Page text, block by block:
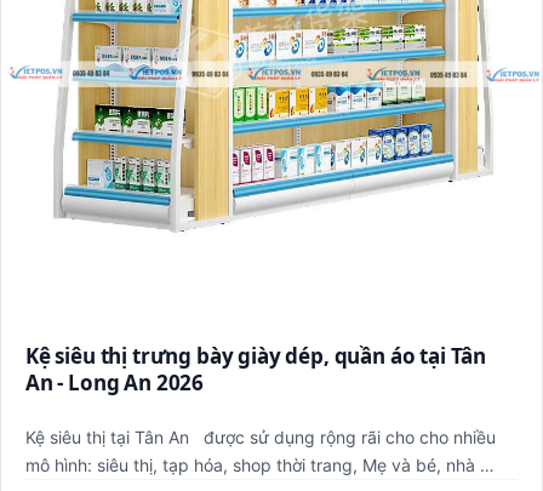
Kệ siêu thị trưng bày giày dép, quần áo tại Tân
An - Long An 2026
Kệ siêu thị tại Tân An được sử dụng rộng rãi cho cho nhiều
mô hình: siêu thị, tạp hóa, shop thời trang, Mẹ và bé, nhà …